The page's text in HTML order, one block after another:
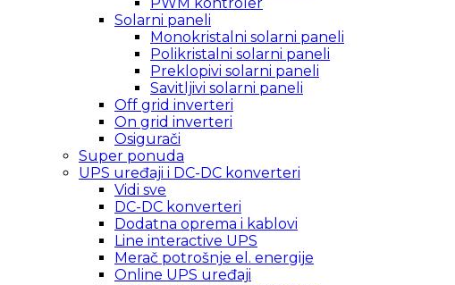
Solarni paneli
Monokristalni solarni paneli
Polikristalni solarni paneli
Preklopivi solarni paneli
Savitljivi solarni paneli
Off grid inverteri
On grid inverteri
Osigurači
Super ponuda
UPS uređaji i DC-DC konverteri
Vidi sve
DC-DC konverteri
Dodatna oprema i kablovi
Line interactive UPS
Merač potrošnje el. energije
Online UPS uređaji